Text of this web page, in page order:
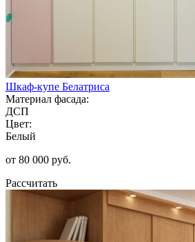
Шкаф-купе Белатриса
Материал фасада:
ДСП
Цвет:
Белый
от 80 000 руб.
Рассчитать